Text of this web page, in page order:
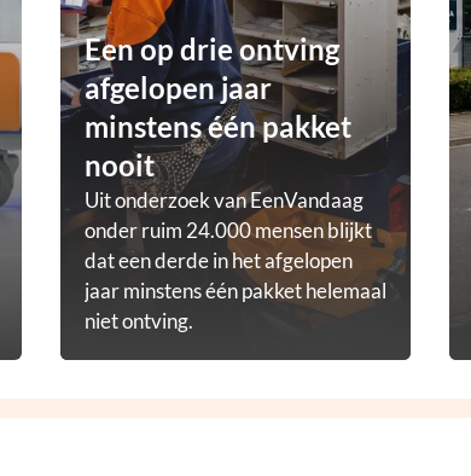
Een op drie ontving
afgelopen jaar
minstens één pakket
nooit
Uit onderzoek van EenVandaag
onder ruim 24.000 mensen blijkt
dat een derde in het afgelopen
jaar minstens één pakket helemaal
niet ontving.